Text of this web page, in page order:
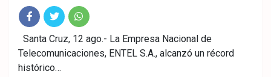
Fac
ebo
Twitt
er
What
sAp
Santa Cruz, 12 ago.- La Empresa Nacional de
Telecomunicaciones, ENTEL S.A., alcanzó un récord
histórico…